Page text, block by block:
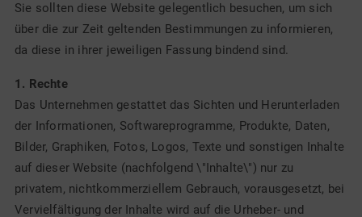
Sie sollten diese Website gelegentlich besuchen, um sich
über die zur Zeit geltenden Bestimmungen zu informieren,
da diese in ihrer jeweiligen Fassung bindend sind.
1. Rechte
Das Unternehmen gestattet das Sichten und Herunterladen
der Informationen, Softwareprogramme, Produkte, Daten,
Bilder, Graphiken, Fotos, Logos, Texte und sonstigen Inhalte
auf dieser Website (nachfolgend \"Inhalte\") nur zu
privatem, nichtkommerziellem Gebrauch, vorausgesetzt, bei
Vervielfältigung der Inhalte wird auf die Urheber- und